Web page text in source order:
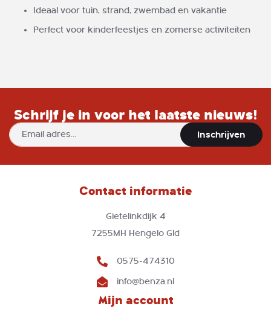
Ideaal voor tuin, strand, zwembad en vakantie
Perfect voor kinderfeestjes en zomerse activiteiten
Schrijf je in voor het laatste nieuws!
Abonneer
u
onze
Inschrijven
Contact informatie
Gietelinkdijk 4
7255MH Hengelo Gld
0575-474310
info@benza.nl
Mijn account